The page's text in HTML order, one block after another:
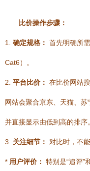
比价操作步骤：
1. 确定规格： 首先明确所
Cat6）。
2. 平台比价： 在比价网站
网站会聚合京东、天猫、苏
并直接显示由低到高的排序。
3. 关注细节： 对比时，不
* 用户评价： 特别是“追评”